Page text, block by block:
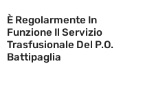
È Regolarmente In
Funzione Il Servizio
Trasfusionale Del P.O.
Battipaglia